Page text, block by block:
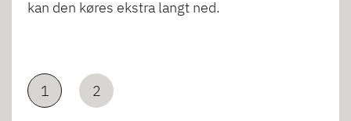
kan den køres ekstra langt ned.
1 2